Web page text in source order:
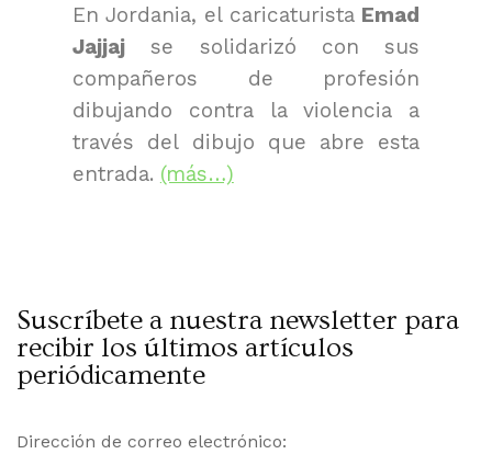
En Jordania, el caricaturista Emad
Jajjajse solidarizó con sus
compañeros de profesión
dibujando contra la violencia a
través del dibujo que abre esta
entrada. (más…)
Suscríbete a nuestra newsletter para
recibir los últimos artículos
periódicamente
Dirección de correo electrónico: